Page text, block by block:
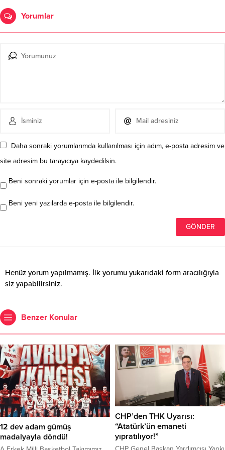
Yorumlar
Daha sonraki yorumlarımda kullanılması için adım, e-posta adresim ve
site adresim bu tarayıcıya kaydedilsin.
Beni sonraki yorumlar için e-posta ile bilgilendir.
Beni yeni yazılarda e-posta ile bilgilendir.
Henüz yorum yapılmamış. İlk yorumu yukarıdaki form aracılığıyla
siz yapabilirsiniz.
Benzer Konular
12 dev adam gümüş
madalyayla döndü!
CHP’den THK Uyarısı:
“Atatürk’ün emaneti
yıpratılıyor!”